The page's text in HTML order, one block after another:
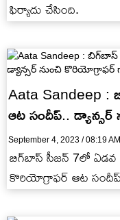
ఫిర్యాదు చేసింది.
Aata Sandeep :
ఆట సందీప్..
September 4, 2023 / 08:19
బిగ్‌బాస్ సీజన్ 7లో ఏడవ
కొరియోగ్రాఫర్ ఆట